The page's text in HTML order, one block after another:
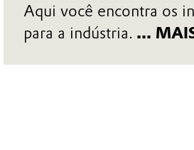
Aqui você encontra os
para a indústria. ...